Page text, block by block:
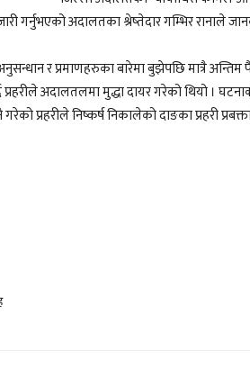
गर्नुभएको अदालतका श्रेष्तेदार गम्भिर रानाले
र प्रमाणहरुका बारेमा बुझेपछि मात्रै
अदालतलमा मुद्धा दायर गरेको थियो ।
प्रहरीले निष्कर्ष निकालेको दाङका प्रहरी